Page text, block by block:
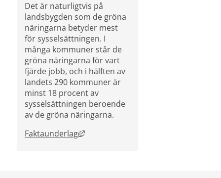
Det är naturligtvis på
landsbygden som de gröna
näringarna betyder mest
för sysselsättningen. I
många kommuner står de
gröna näringarna för vart
fjärde jobb, och i hälften av
landets 290 kommuner är
minst 18 procent av
sysselsättningen beroende
av de gröna näringarna.
Faktaunderlag Länk till annan webbplats, öppnas i